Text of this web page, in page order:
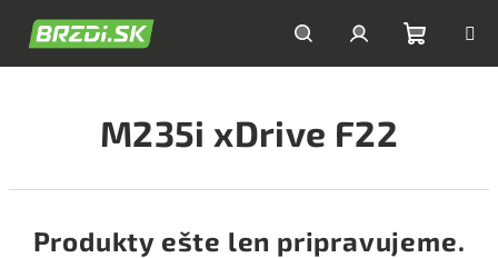
obsah
HľadaťPrihlásenie
M235i xDrive F22
Produkty ešte len pripravujeme.